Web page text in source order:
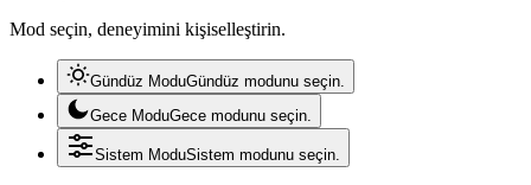
Mod seçin, deneyimini kişiselleştirin.
Gündüz ModuGündüz modunu seçin.
Gece ModuGece modunu seçin.
Sistem ModuSistem modunu seçin.